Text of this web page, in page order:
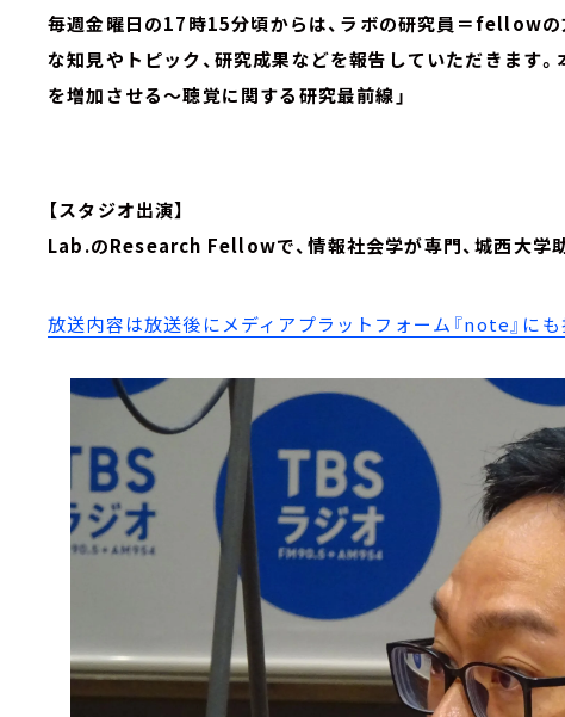
毎週金曜日の17時15分頃からは、ラボの研究員＝fellowの
な知見やトピック、研究成果などを報告していただきます
を増加させる～聴覚に関する研究最前線」
【スタジオ出演】
Lab.のResearch Fellowで、情報社会学が専門、城西大学
放送内容は放送後にメディアプラットフォーム『note』に